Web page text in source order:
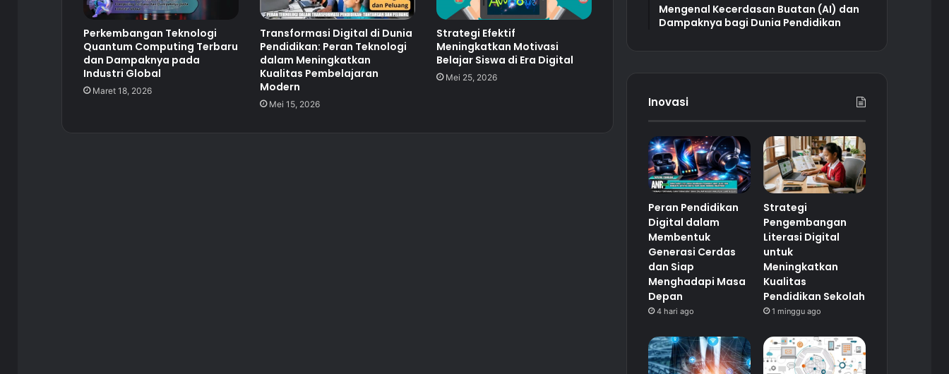
Perkembangan Teknologi
Quantum Computing Terbaru
dan Dampaknya pada
Industri Global
Maret 18, 2026
Transformasi Digital di Dunia
Pendidikan: Peran Teknologi
dalam Meningkatkan
Kualitas Pembelajaran
Modern
Mei 15, 2026
Strategi Efektif
Meningkatkan Motivasi
Belajar Siswa di Era Digital
Mei 25, 2026
Mengenal Kecerdasan Buatan (AI) dan
Dampaknya bagi Dunia Pendidikan
Inovasi
Peran Pendidikan
Digital dalam
Membentuk
Generasi Cerdas
dan Siap
Menghadapi Masa
Depan
4 hari ago
Strategi
Pengembangan
Literasi Digital
untuk
Meningkatkan
Kualitas
Pendidikan Sekolah
1 minggu ago